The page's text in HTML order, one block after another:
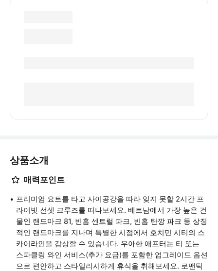
상품소개
매력포인트
프리미엄 요트를 타고 사이공강을 따라 잊지 못할 2시간 프
라이빗 선셋 크루즈를 떠나보세요. 베트남에서 가장 높은 건
물인 랜드마크 81, 빈홈 센트럴 파크, 빈홈 탄깡 파크 등 상징
적인 랜드마크를 지나며 특별한 시점에서 호치민 시티의 스
카이라인을 감상할 수 있습니다. 우아한 애프터눈 티 또는
스파클링 와인 서비스(추가 요금)를 포함한 업그레이드 옵션
으로 편안하고 스타일리시하게 휴식을 취해보세요. 로맨틱